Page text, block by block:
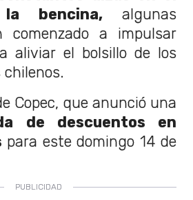
bencina, algunas
comenzado a impulsar
aliviar el bolsillo de los
Copec, que anunció una
de descuentos en
para este domingo 14 de